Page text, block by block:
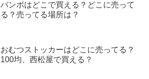
バンボはどこで買える？どこに売って
る？売ってる場所は？
おむつストッカーはどこに売ってる？
100均、西松屋で買える？